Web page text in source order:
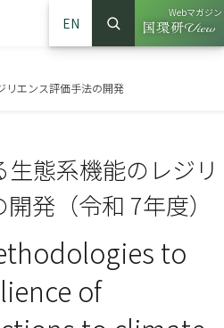
EN
サイト内検索
検索
Webマガジン
（別ウイ
リエンス評価手法の開発
態系機能のレジリ
発（令和 7年度）
to
of